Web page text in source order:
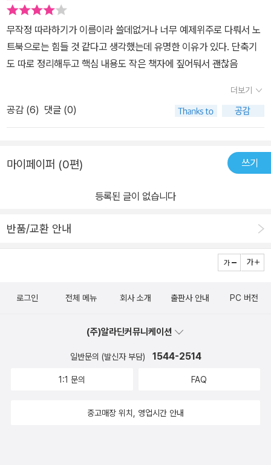
무작정 따라하기가 이름이라 쓸데없거나 너무 예제위주로 다뤄서 노
트북으로는 힘들 것 같다고 생각했는데 유명한 이유가 있다. 단축기
도 따로 정리해두고 핵심 내용도 작은 책자에 짚어둬서 괜찮음
더보기
공감 (6) 댓글 (0)
마이페이퍼 (0편) 쓰기
등록된 글이 없습니다
반품/교환 안내
로그인 전체 메뉴 회사 소개 출판사 안내 PC 버전
(주)알라딘커뮤니케이션
일반문의 (발신자 부담) 1544-2514
1:1 문의 FAQ
중고매장 위치, 영업시간 안내